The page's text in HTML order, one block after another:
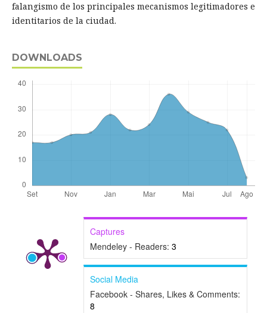
falangismo de los principales mecanismos legitimadores e
identitarios de la ciudad.
DOWNLOADS
Captures
Mendeley - Readers: 3
Social Media
Facebook - Shares, Likes & Comments:
8